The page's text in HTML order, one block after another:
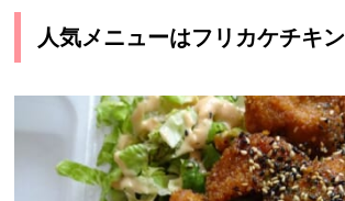
人気メニューはフリカケチキン